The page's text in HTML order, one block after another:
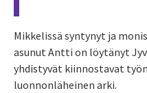
Mikkelissä syntynyt ja
asunut Antti on löytänyt
yhdistyvät kiinnostavat
luonnonläheinen arki.